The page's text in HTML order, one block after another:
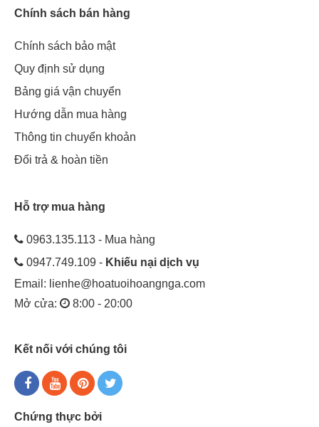
Chính sách bán hàng
Chính sách bảo mật
Quy định sử dụng
Bảng giá vận chuyển
Hướng dẫn mua hàng
Thông tin chuyển khoản
Đổi trả & hoàn tiền
Hỗ trợ mua hàng
0963.135.113 - Mua hàng
0947.749.109 - Khiếu nại dịch vụ
Email: lienhe@hoatuoihoangnga.com
Mở cửa:
8:00 - 20:00
Kết nối với chúng tôi
Chứng thực bởi